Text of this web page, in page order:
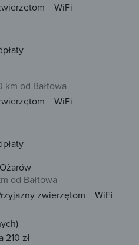
WiFi
km od Bałtowa
WiFi
od Bałtowa
zwierzętom
WiFi
210 zł